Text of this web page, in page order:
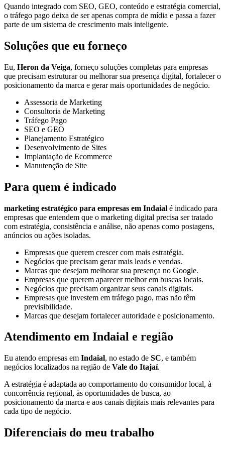
Quando integrado com SEO, GEO, conteúdo e estratégia comercial,
o tráfego pago deixa de ser apenas compra de mídia e passa a fazer
parte de um sistema de crescimento mais inteligente.
Soluções que eu forneço
Eu, Heron da Veiga, forneço soluções completas para empresas
que precisam estruturar ou melhorar sua presença digital, fortalecer o
posicionamento da marca e gerar mais oportunidades de negócio.
Assessoria de Marketing
Consultoria de Marketing
Tráfego Pago
SEO e GEO
Planejamento Estratégico
Desenvolvimento de Sites
Implantação de Ecommerce
Manutenção de Site
Para quem é indicado
marketing estratégico para empresas em Indaial é indicado para
empresas que entendem que o marketing digital precisa ser tratado
com estratégia, consistência e análise, não apenas como postagens,
anúncios ou ações isoladas.
Empresas que querem crescer com mais estratégia.
Negócios que precisam gerar mais leads e vendas.
Marcas que desejam melhorar sua presença no Google.
Empresas que querem aparecer melhor em buscas locais.
Negócios que precisam organizar seus canais digitais.
Empresas que investem em tráfego pago, mas não têm
previsibilidade.
Marcas que desejam fortalecer autoridade e posicionamento.
Atendimento em Indaial e região
Eu atendo empresas em Indaial, no estado de SC, e também
negócios localizados na região de Vale do Itajaí.
A estratégia é adaptada ao comportamento do consumidor local, à
concorrência regional, às oportunidades de busca, ao
posicionamento da marca e aos canais digitais mais relevantes para
cada tipo de negócio.
Diferenciais do meu trabalho